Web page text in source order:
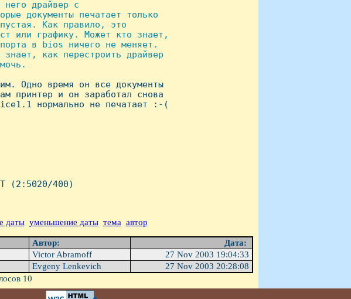
драйвер с
документы печатает только
Как правило, это
или графику. Может кто знает,
в bios ничего не меняет.
как перестроить драйвер
Одно время он все документы
принтер и он заработал снова
нормально не печатает :-(
(2:5020/400)
даты уменьшение даты тема автор
Автор:
Дата:
Victor Abramoff
27 Nov 2003 19:04:33
Evgeny Lenkevich
27 Nov 2003 20:28:08
10